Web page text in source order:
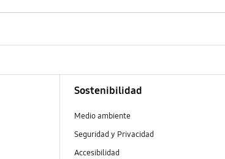
Sostenibilidad
Medio ambiente
Seguridad y Privacidad
Accesibilidad